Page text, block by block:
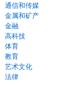
通信和传媒
金属和矿产
金融
高科技
体育
教育
艺术文化
法律